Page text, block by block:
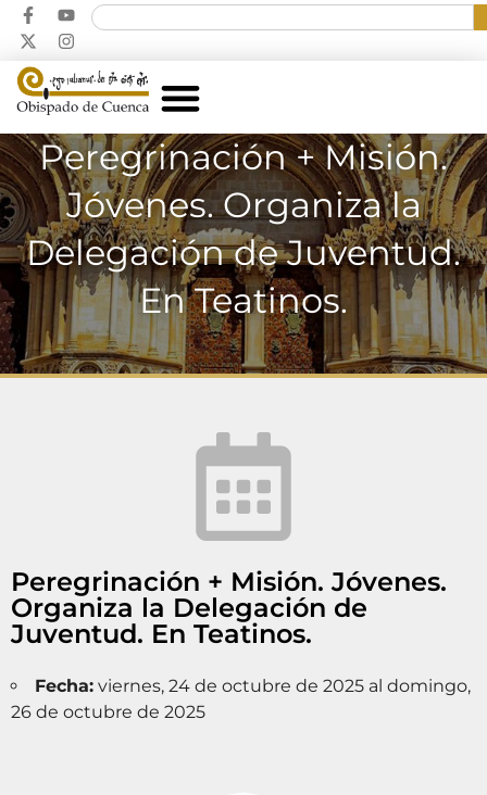
Peregrinación + Misión.
Jóvenes. Organiza la
Delegación de Juventud.
En Teatinos.
Peregrinación + Misión. Jóvenes.
Organiza la Delegación de
Juventud. En Teatinos.
Fecha: viernes, 24 de octubre de 2025 al domingo,
26 de octubre de 2025